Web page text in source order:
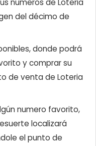
del décimo de
donde podrá
y comprar su
de venta de Loteria
numero favorito,
localizará
el punto de